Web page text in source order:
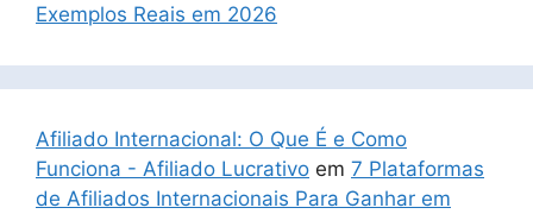
Exemplos Reais em 2026
Afiliado Internacional: O Que É e Como
Funciona - Afiliado Lucrativo em 7 Plataformas
de Afiliados Internacionais Para Ganhar em